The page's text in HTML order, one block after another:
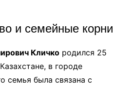
и семейные корни
Кличкородился 25
в городе
семья была связана с